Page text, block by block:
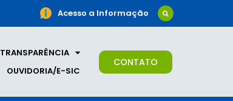
Acesso a Informação
TRANSPARÊNCIA
OUVIDORIA/E-SIC
CONTATO